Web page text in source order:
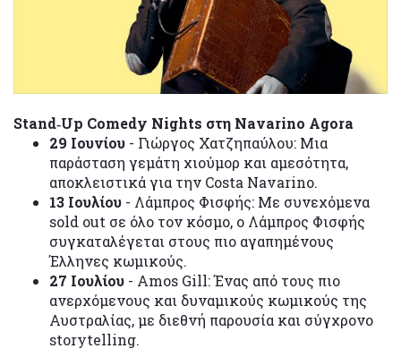
Stand‑Up Comedy Nights στη Navarino Agora
29 Ιουνίου - Γιώργος Χατζηπαύλου: Μια
παράσταση γεμάτη χιούμορ και αμεσότητα,
αποκλειστικά για την Costa Navarino.
13 Ιουλίου - Λάμπρος Φισφής: Με συνεχόμενα
sold out σε όλο τον κόσμο, ο Λάμπρος Φισφής
συγκαταλέγεται στους πιο αγαπημένους
Έλληνες κωμικούς.
27 Ιουλίου - Amos Gill: Ένας από τους πιο
ανερχόμενους και δυναμικούς κωμικούς της
Αυστραλίας, με διεθνή παρουσία και σύγχρονο
storytelling.